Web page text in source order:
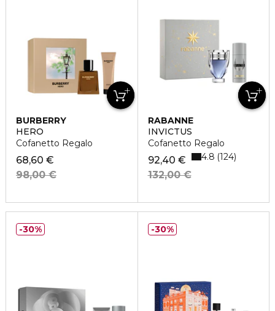
BURBERRY
HERO
Cofanetto Regalo
68,60 €
98,00 €
RABANNE
INVICTUS
Cofanetto Regalo
92,40 €
132,00 €
4.8 124
30% 30%